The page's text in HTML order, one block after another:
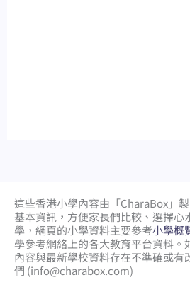
這些香港小學內容由「CharaBox」
基本資訊，方便家長們比較、 選擇心
學，網頁的小學資料主要參考小學概
學參考網絡上的各大教育平台資料。
內容與最新學校資料存在不準確或有
們 (info@charabox.com)